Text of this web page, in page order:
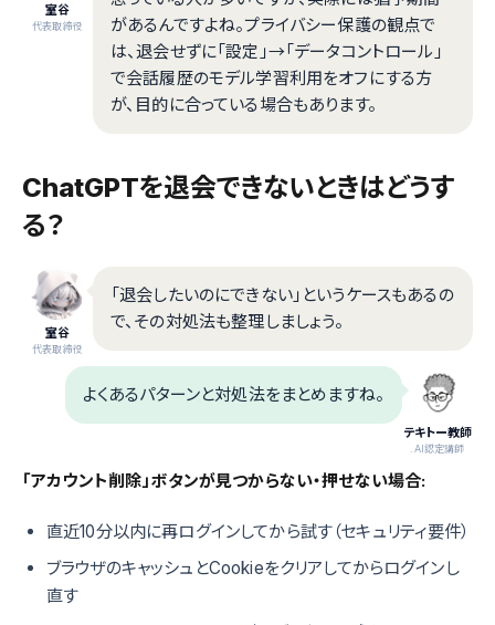
室谷
代表取締役
があるんですよね。プライバシー保護の観点で
は、退会せずに「設定」→「データコントロール」
で会話履歴のモデル学習利用をオフにする方
が、目的に合っている場合もあります。
ChatGPTを退会できないときはどうす
る？
室谷
代表取締役
「退会したいのにできない」というケースもあるの
で、その対処法も整理しましょう。
テキトー教師
.AI認定講師
よくあるパターンと対処法をまとめますね。
「アカウント削除」ボタンが見つからない・押せない場合:
直近10分以内に再ログインしてから試す（セキュリティ要件）
ブラウザのキャッシュとCookieをクリアしてからログインし
直す